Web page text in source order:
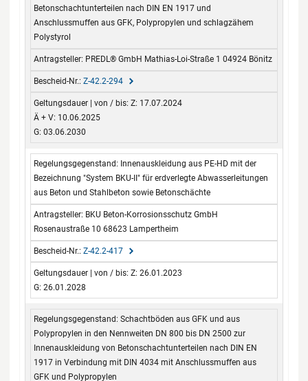
Betonschachtunterteilen nach DIN EN 1917 und
Anschlussmuffen aus GFK, Polypropylen und schlagzähem
Polystyrol
PREDL® GmbH Mathias-Loi-Straße 1 04924 Bönitz
Z-42.2-294
Z: 17.07.2024
Ä + V: 10.06.2025
G: 03.06.2030
Innenauskleidung aus PE-HD mit der
Bezeichnung "System BKU-II" für erdverlegte Abwasserleitungen
aus Beton und Stahlbeton sowie Betonschächte
BKU Beton-Korrosionsschutz GmbH
Rosenaustraße 10 68623 Lampertheim
Z-42.2-417
Z: 26.01.2023
G: 26.01.2028
Schachtböden aus GFK und aus
Polypropylen in den Nennweiten DN 800 bis DN 2500 zur
Innenauskleidung von Betonschachtunterteilen nach DIN EN
1917 in Verbindung mit DIN 4034 mit Anschlussmuffen aus
GFK und Polypropylen